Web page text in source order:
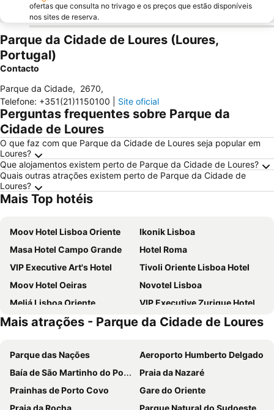
ofertas que consulta no trivago e os preços que estão disponíveis
nos sites de reserva.
Parque da Cidade de Loures (Loures,
Portugal)
Contacto
Parque da Cidade, 2670,
Telefone: +351(21)1150100 Site oficial
Perguntas frequentes sobre Parque da
Cidade de Loures
O que faz com que Parque da Cidade de Loures seja popular em
Loures?
Que alojamentos existem perto de Parque da Cidade de Loures?
Quais outras atrações existem perto de Parque da Cidade de
Loures?
Mais Top hotéis
Moov Hotel Lisboa Oriente
Ikonik Lisboa
Masa Hotel Campo Grande
Hotel Roma
VIP Executive Art's Hotel
Tivoli Oriente Lisboa Hotel
Moov Hotel Oeiras
Novotel Lisboa
Meliá Lisboa Oriente
VIP Executive Zurique Hotel
Holiday Inn Express Lisbon - Alfragide by IHG
Turim Ibéria Hotel
Residencial Jardim Da Amadora
Holiday Inn Express Lisbon - Oeiras By Ihg
ibis Lisboa Parque das Naçoes
ibis Lisboa Jose Malhoa
Eurostars Universal Lisboa
Stay Hotel Lisboa Aeroporto
Mais atrações - Parque da Cidade de Loures
Parque das Nações
Aeroporto Humberto Delgado
Baía de São Martinho do Porto
Praia da Nazaré
Prainhas de Porto Covo
Gare do Oriente
Praia da Rocha
Parque Natural do Sudoeste Alentejano e Costa Vicentina